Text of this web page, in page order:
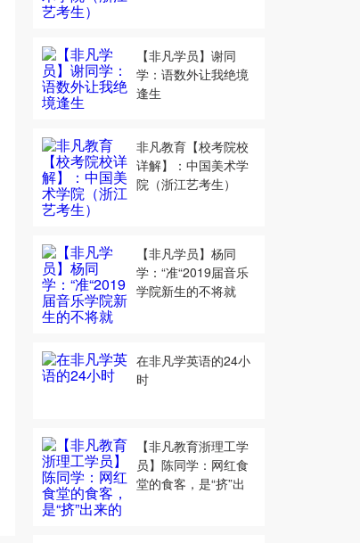
【非凡学员】谢同
学：语数外让我绝境
逢生
非凡教育【校考院校
详解】：中国美术学
院（浙江艺考生）
【非凡学员】杨同
学：“准“2019届音乐
学院新生的不将就
在非凡学英语的24小
时
【非凡教育浙理工学
员】陈同学：网红食
堂的食客，是“挤”出